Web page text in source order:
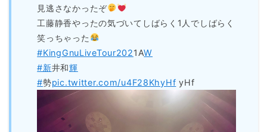
見逃さなかったぞ
工藤静香やったの気づいてしばらく1人でしばらく
笑っちゃった
#KingGnuLiveTour2021AW
#新井和輝
#勢pic.twitter.com/u4F28KhyHf yHf